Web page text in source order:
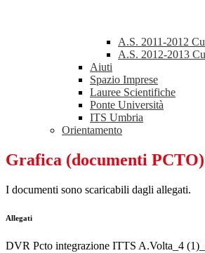
A.S. 2011-2012
A.S. 2012-2013
Aiuti
Spazio Imprese
Lauree Scientifiche
Ponte Università
ITS Umbria
Orientamento
Grafica (documenti PCTO)
I documenti sono scaricabili dagli allegati.
Allegati
DVR Pcto integrazione ITTS A.Volta_4